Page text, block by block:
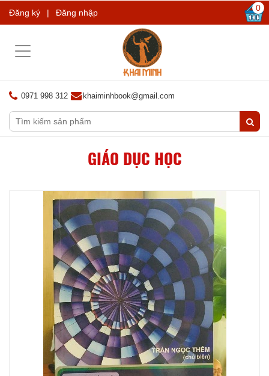
Đăng ký | Đăng nhập 0
Toggle
0971 998 312 khaiminhbook@gmail.com
GIÁO DỤC HỌC